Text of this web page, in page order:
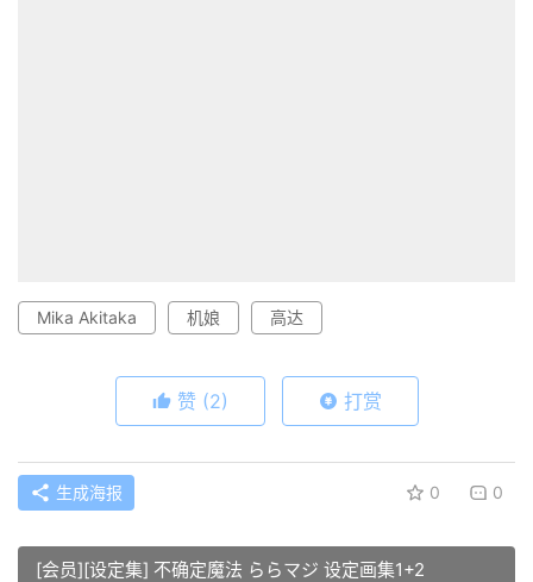
Mika Akitaka 机娘 高达
赞 (2) 打赏
生成海报 0 0
[会员][设定集] 不确定魔法 ららマジ 设定画集1+2